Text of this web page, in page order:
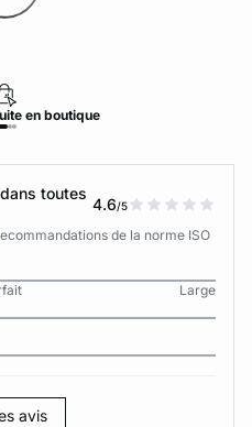
en boutique
toutes
4.6/5
de la norme ISO
Large
avis